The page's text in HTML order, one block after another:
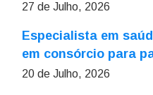
27 de Julho, 2026
Especialista em
em consórcio para
20 de Julho, 2026